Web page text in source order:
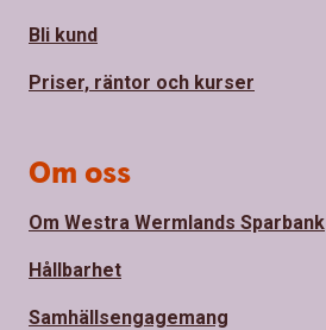
Bli kund
Priser, räntor och kurser
Om oss
Om Westra Wermlands Sparbank
Hållbarhet
Samhällsengagemang